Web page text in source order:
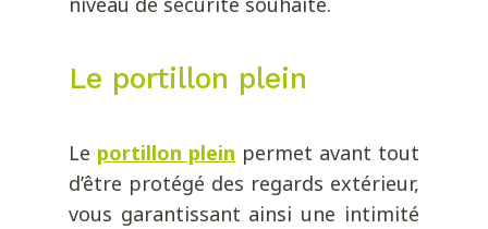
Le portillon plein
Le portillon plein permet avant tout
d’être protégé des regards extérieur,
vous garantissant ainsi une intimité